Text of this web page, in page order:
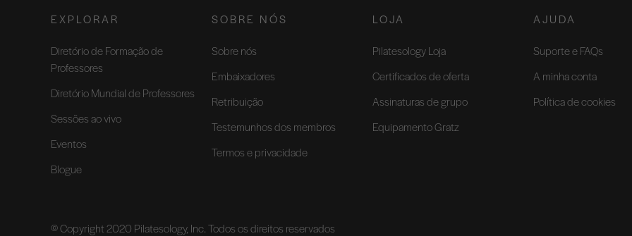
EXPLORAR
Diretório de Formação de
Professores
Diretório Mundial de Professores
Sessões ao vivo
Eventos
Blogue
SOBRE NÓS
Sobre nós
Embaixadores
Retribuição
Testemunhos dos membros
Termos e privacidade
LOJA
Pilatesology Loja
Certificados de oferta
Assinaturas de grupo
Equipamento Gratz
AJUDA
Suporte e FAQs
A minha conta
Política de cookies
© Copyright 2020 Pilatesology, Inc. Todos os direitos reservados